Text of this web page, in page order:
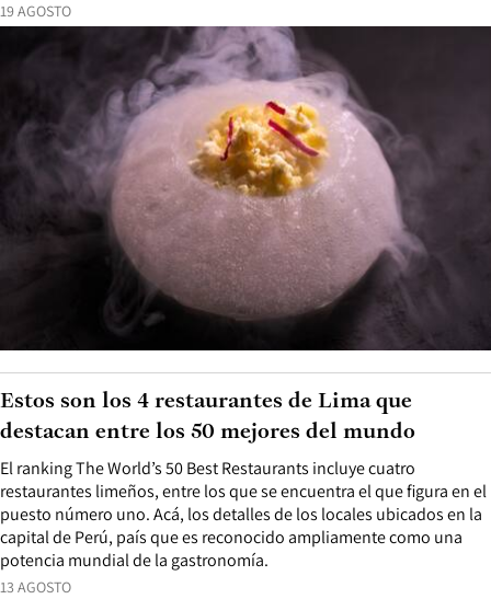
19 AGOSTO
13 AGOSTO
El ranking The World’s 50 Best Restaurants incluye cuatro
restaurantes limeños, entre los que se encuentra el que figura en el
puesto número uno. Acá, los detalles de los locales ubicados en la
capital de Perú, país que es reconocido ampliamente como una
potencia mundial de la gastronomía.
Estos son los 4 restaurantes de Lima que
destacan entre los 50 mejores del mundo